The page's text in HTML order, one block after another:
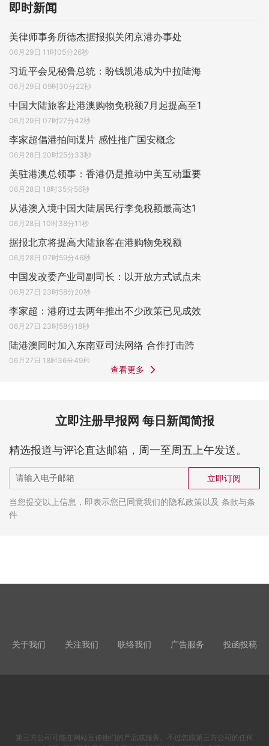
即时新闻
美律师事务所德杰据报拟关闭京港办事处
06月29日 11时05分26秒
习近平会见秘鲁总统：盼钱凯港成为中拉陆海
06月29日 09时30分22秒
中国大陆旅客赴港澳购物免税额7月起提高至1
06月29日 07时27分42秒
李家超倡港拍间谍片 感性推广国安概念
06月28日 20时25分33秒
美驻港澳总领事：香港仍是推动中美互动重要
06月28日 18时35分56秒
从港澳入境中国大陆居民行李免税额最高达1
06月28日 10时38分11秒
据报北京将提高大陆旅客在港购物免税额
06月28日 07时59分46秒
中国发改委产业司副司长：以开放方式试点未
06月27日 23时58分20秒
李家超：港府过去两年推出不少政策已见成效
06月27日 23时58分18秒
陆港澳同时加入东南亚司法网络 合作打击跨
06月27日 18时36分49秒
查看更多
立即注册早报网 每日新闻简报
精选报道与评论直达邮箱，周一至周五上午发送。
立即订阅
当您提交以上信息，即表示您已同意我们的隐私政策以及 条款与条
件
关于我们 关注我们 联络我们 广告服务 投函投稿
第三方公司可能在网站宣传他们的产品或服务。不过您跟第三方公司的任何